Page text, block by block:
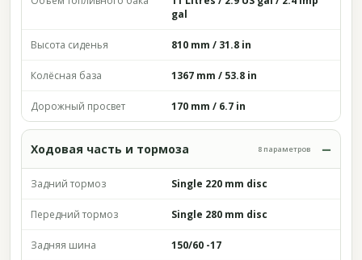
gal
Высота сиденья 810 mm / 31.8 in
Колёсная база 1367 mm / 53.8 in
Дорожный просвет 170 mm / 6.7 in
Ходовая часть и тормоза 8 параметров
Задний тормоз Single 220 mm disc
Передний тормоз Single 280 mm disc
Задняя шина 150/60 -17